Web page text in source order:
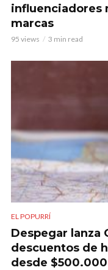
influenciadores
marcas
95 views 3 min read
EL POPURRÍ
Despegar lanza
descuentos de
desde $500.000